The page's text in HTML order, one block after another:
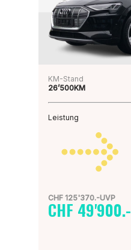
KM-Stand
26’500KM
Leistung
CHF 125'370.-UVP
CHF 49'900.-